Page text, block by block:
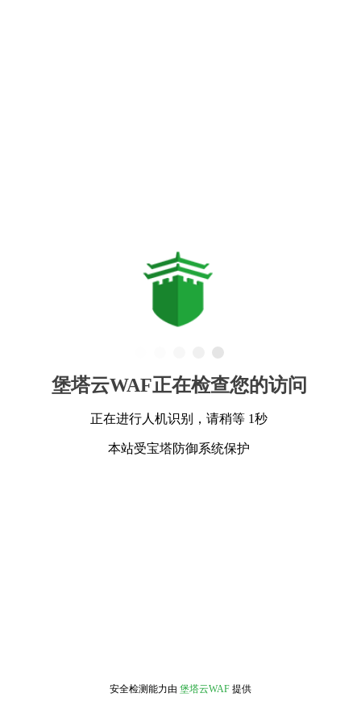
堡塔云WAF正在检查您的访问
正在进行人机识别，请稍等 1秒
本站受宝塔防御系统保护
安全检测能力由 堡塔云WAF 提供